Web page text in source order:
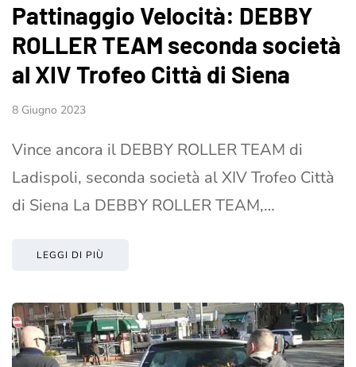
Pattinaggio Velocità: DEBBY
ROLLER TEAM seconda società
al XIV Trofeo Città di Siena
8 Giugno 2023
Vince ancora il DEBBY ROLLER TEAM di
Ladispoli, seconda società al XIV Trofeo Città
di Siena La DEBBY ROLLER TEAM,…
LEGGI DI PIÙ